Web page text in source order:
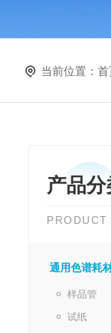
当前位置： 首
产品分
PRODUCT
通用色谱耗
样品管
试纸